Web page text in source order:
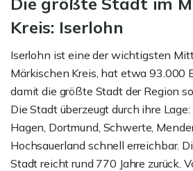
Kreis: Iserlohn
Iserlohn ist eine der wichtigsten
Märkischen Kreis, hat etwa 93.000
damit die größte Stadt der Region
Die Stadt überzeugt durch ihre
Hagen, Dortmund, Schwerte,
Hochsauerland schnell erreichbar.
Stadt reicht rund 770 Jahre zurück.